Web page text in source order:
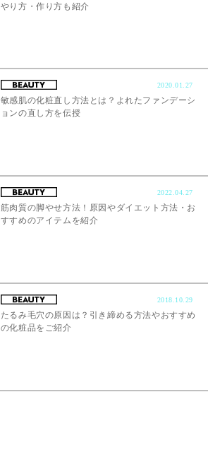
やり方・作り方も紹介
2020.01.27
敏感肌の化粧直し方法とは？よれたファンデーシ
ョンの直し方を伝授
2022.04.27
筋肉質の脚やせ方法！原因やダイエット方法・お
すすめのアイテムを紹介
2018.10.29
たるみ毛穴の原因は？引き締める方法やおすすめ
の化粧品をご紹介